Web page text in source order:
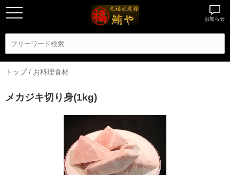
お知らせ
トップ/ お料理食材
メカジキ切り身(1kg)